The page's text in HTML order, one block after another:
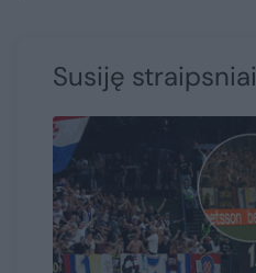
Susiję straipsniai